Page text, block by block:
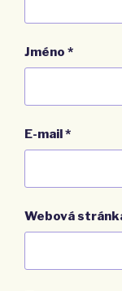
Jméno *
E-mail*
Webová